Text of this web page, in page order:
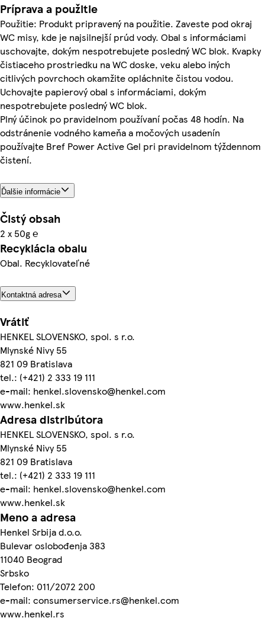
Príprava a použitie
Použitie: Produkt pripravený na použitie. Zaveste pod okraj
WC misy, kde je najsilnejší prúd vody. Obal s informáciami
uschovajte, dokým nespotrebujete posledný WC blok. Kvapky
čistiaceho prostriedku na WC doske, veku alebo iných
citlivých povrchoch okamžite opláchnite čistou vodou.
Uchovajte papierový obal s informáciami, dokým
nespotrebujete posledný WC blok.
Plný účinok po pravidelnom používaní počas 48 hodín. Na
odstránenie vodného kameňa a močových usadenín
používajte Bref Power Active Gel pri pravidelnom týždennom
čistení.
Ďalšie informácie
Čistý obsah
2 x 50g ℮
Recyklácia obalu
Obal. Recyklovateľné
Kontaktná adresa
Vrátiť
HENKEL SLOVENSKO, spol. s r.o.
Mlynské Nivy 55
821 09 Bratislava
tel.: (+421) 2 333 19 111
e-mail: henkel.slovensko@henkel.com
www.henkel.sk
Adresa distribútora
HENKEL SLOVENSKO, spol. s r.o.
Mlynské Nivy 55
821 09 Bratislava
tel.: (+421) 2 333 19 111
e-mail: henkel.slovensko@henkel.com
www.henkel.sk
Meno a adresa
Henkel Srbija d.o.o.
Bulevar oslobođenja 383
11040 Beograd
Srbsko
Telefon: 011/2072 200
e-mail: consumerservice.rs@henkel.com
www.henkel.rs